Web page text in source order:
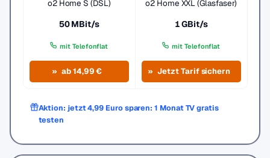
o2 Home S (DSL)
50 MBit/s
mit Telefonflat
ab 14,99 €
o2 Home XXL (Glasfaser)
1 GBit/s
mit Telefonflat
Jetzt Tarif sichern
Aktion: jetzt 4,99 Euro sparen: 1 Monat TV gratis
testen